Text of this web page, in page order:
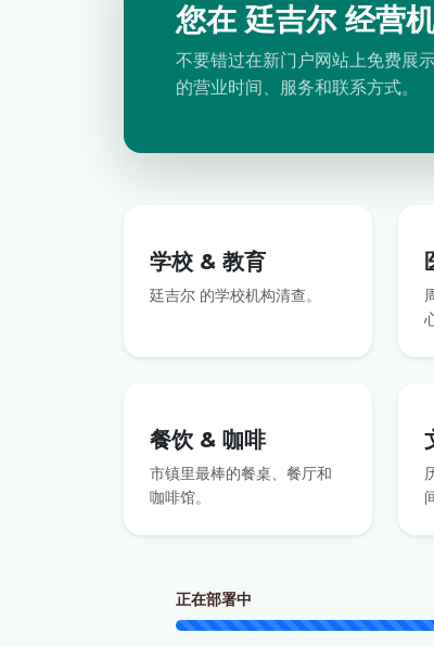
您在 廷吉尔 经营
不要错过在新门户网站上免费展
的营业时间、服务和联系方式。
学校 & 教育
廷吉尔 的学校机构清查。
餐饮 & 咖啡
市镇里最棒的餐桌、餐厅和
咖啡馆。
正在部署中